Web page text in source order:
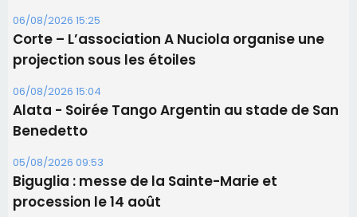
Les brèves
06/08/2026 15:57
Ucciani – Marché des producteurs à Cruculi le
11 août
06/08/2026 15:25
Corte – L’association A Nuciola organise une
projection sous les étoiles